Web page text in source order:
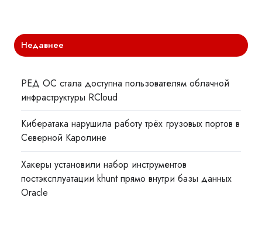
Недавнее
РЕД ОС стала доступна пользователям облачной
инфраструктуры RCloud
Кибератака нарушила работу трёх грузовых портов в
Северной Каролине
Хакеры установили набор инструментов
постэксплуатации khunt прямо внутри базы данных
Oracle